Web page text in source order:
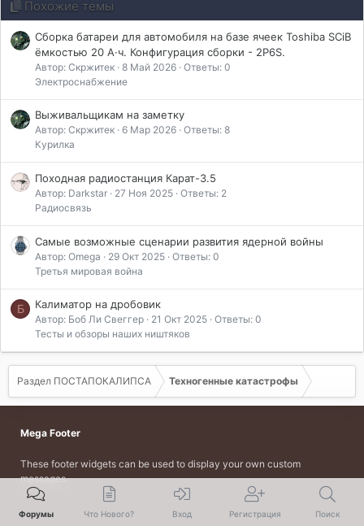
и
:
Похожие темы
Сборка батареи для автомобиля на базе ячеек Toshiba SCiB
ёмкостью 20 А·ч. Конфигурация сборки - 2P6S.
Автор: Скржитек 8 Май 2026 Ответы: 0
Электроснабжение
Выживальщикам на заметку
Автор: Скржитек 6 Мар 2026 Ответы: 8
Курилка
Походная радиостанция Карат-3.5
Автор: Darkstar 27 Ноя 2025 Ответы: 2
Радиосвязь
Самые возможные сценарии развития ядерной войны
Автор: Omega 29 Окт 2025 Ответы: 0
Третья мировая война
Б Калиматор на дробовик
Автор: Боб Ли Свеггер 21 Окт 2025 Ответы: 0
Тесты и обзоры наших ништяков
Раздел ПОСТАПОКАЛИПСА Техногенные катастрофы
Mega Footer
These footer widgets can be used to display your own custom
messages.
Форумы Что Нового? Вход Регистрация Поиск